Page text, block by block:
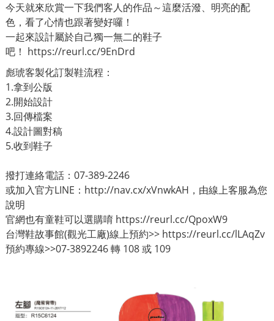
今天就來欣賞一下我們客人的作品～這麼活潑、明亮的配
色，看了心情也跟著變好囉！
一起來設計屬於自己獨一無二的鞋子
吧！ https://reurl.cc/9EnDrd
彪琥客製化訂製鞋流程：
1.拿到公版
2.開始設計
3.回傳檔案
4.設計圖對稿
5.收到鞋子
撥打連絡電話：07-389-2246
或加入官方LINE： http://nav.cx/xVnwkAH ，由線上客服為您
說明
官網也有童鞋可以選購唷 https://reurl.cc/QpoxW9
台灣鞋故事館(觀光工廠)線上預約>> https://reurl.cc/lLAqZv
預約專線>>07-3892246 轉 108 或 109